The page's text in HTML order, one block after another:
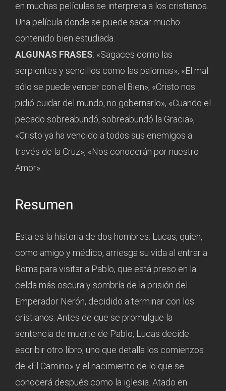
en muchas películas se interpreta a los cristianos.
Una película donde se puede sacar mucho
contenido bien estudiada.
ALGUNAS FRASES: «Sagaces como las
serpientes y sencillos como las palomas», «El mal
sólo se puede vencer con el Bien», «Cristo nos
pidió cuidar del mundo, no gobernarlo», «Cuando el
pecado sobreabundó, sobreabundó la Gracia»,
«Cristo ya ha vencido a todos sus enemigos a
través de la Cruz», «Nos conocerán por nuestro
Amor».
Resumen
Esta es la historia de dos hombres. Lucas, quien,
como amigo y médico, arriesga su vida al entrar a
Roma para visitar a Pablo, que está preso en la
celda más oscura y sombría de la prisión del
Emperador Nerón, decidido a terminar con los
cristianos. Antes de que se promulgue la
sentencia de muerte de Pablo, Lucas decide
escribir otro libro, uno que detalla los comienzos
de «El Camino» y el nacimiento de lo que se
conocerá después como la iglesia. Atado en